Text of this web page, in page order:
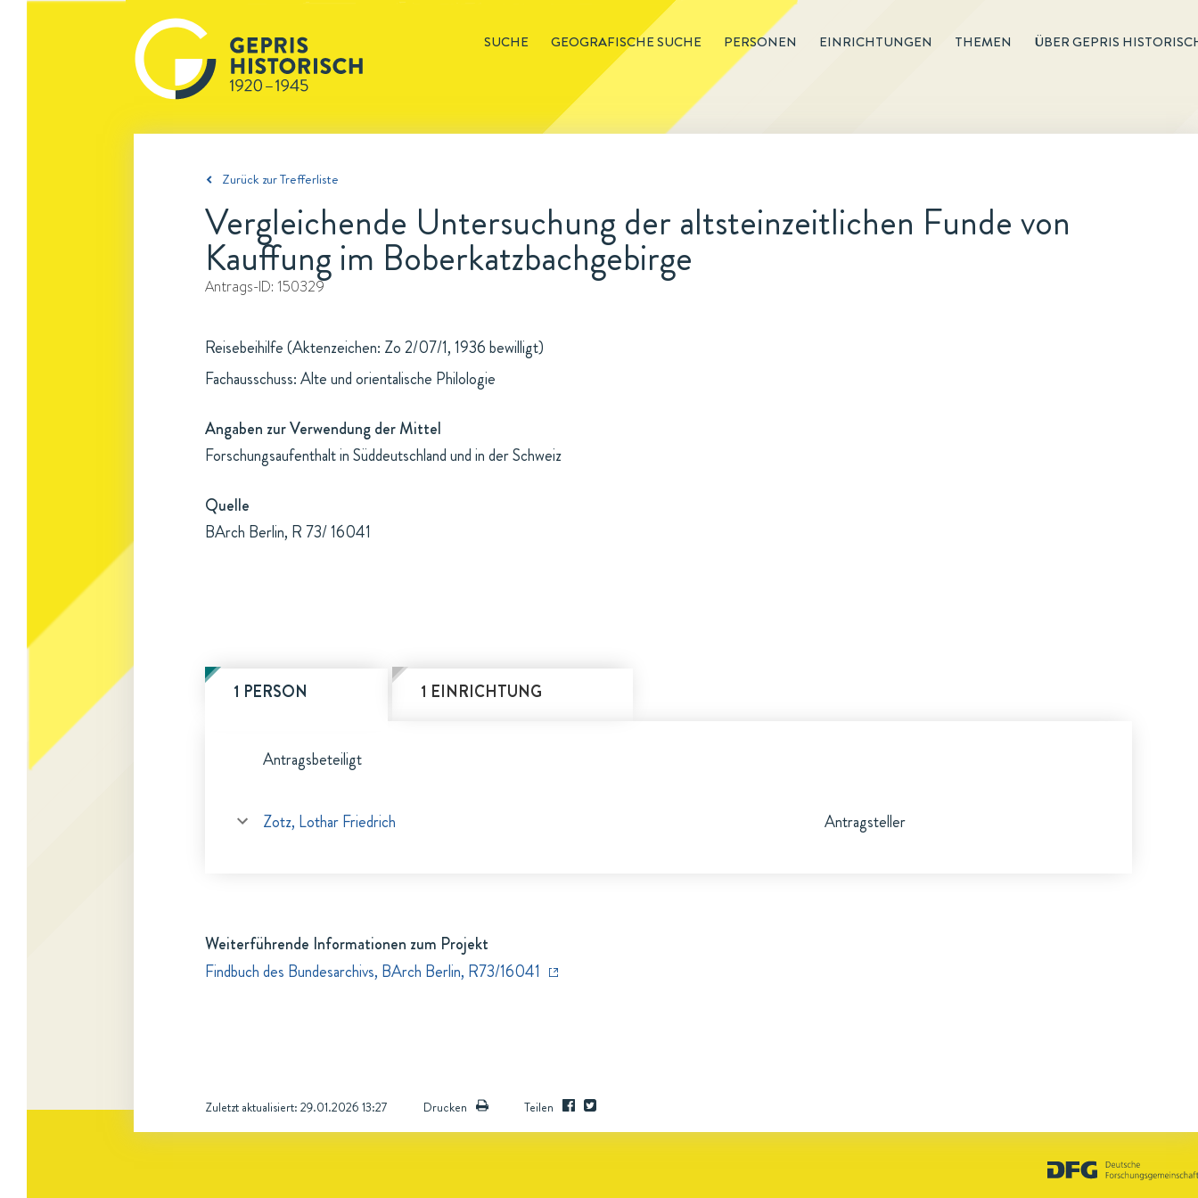
SUCHE GEOGRAFISCHE SUCHE PERSONEN EINRICHTUNGEN THEMEN ÜBER GEPRIS
Zurück zur Trefferliste
Vergleichende Untersuchung der altsteinzeitlichen Funde von
Kauffung im Boberkatzbachgebirge
Antrags-ID: 150329
Reisebeihilfe (Aktenzeichen: Zo 2/07/1, 1936 bewilligt)
Fachausschuss: Alte und orientalische Philologie
Angaben zur Verwendung der Mittel
Forschungsaufenthalt in Süddeutschland und in der Schweiz
Quelle
BArch Berlin, R 73/ 16041
1 PERSON 1 EINRICHTUNG
Antragsbeteiligt
Zotz, Lothar Friedrich Antragsteller
Weiterführende Informationen zum Projekt
Findbuch des Bundesarchivs, BArch Berlin, R73/16041
Zuletzt aktualisiert: 29.01.2026 13:27 Drucken Teilen